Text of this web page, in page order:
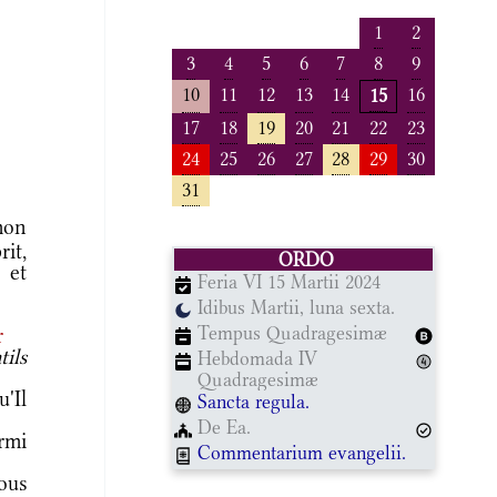
et
1
2
3
4 5 6 7 8
9
10
11 12 13 14 15
16
17
18 19 20 21 22
23
24
25 26 27 28 29
30
31
ORDO
Feria VI 15 Martii 2024
Idibus Martii, luna sexta.
Tempus Quadragesimæ
Hebdomada IV
Quadragesimæ
Sancta regula.
De Ea.
Commentarium evangelii.